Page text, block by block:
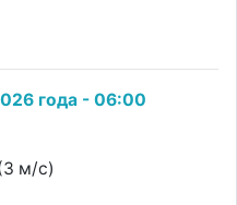
года - 06:00
м/с)